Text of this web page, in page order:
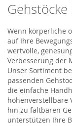
Wenn körperliche
auf Ihre
wertvolle,
Verbesserung der
Unser Sortiment
passenden
die einfache
höhenverstellbare
hin zu faltbaren
unterstützen Ihre